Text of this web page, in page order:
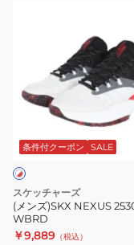
253015-
WBRD
条件付クーポン SALE
スケッチャーズ
(メンズ)SKX NEXUS
WBRD
￥9,889 （税込）
ブ
ラ
ッ
ピ
ン
ク